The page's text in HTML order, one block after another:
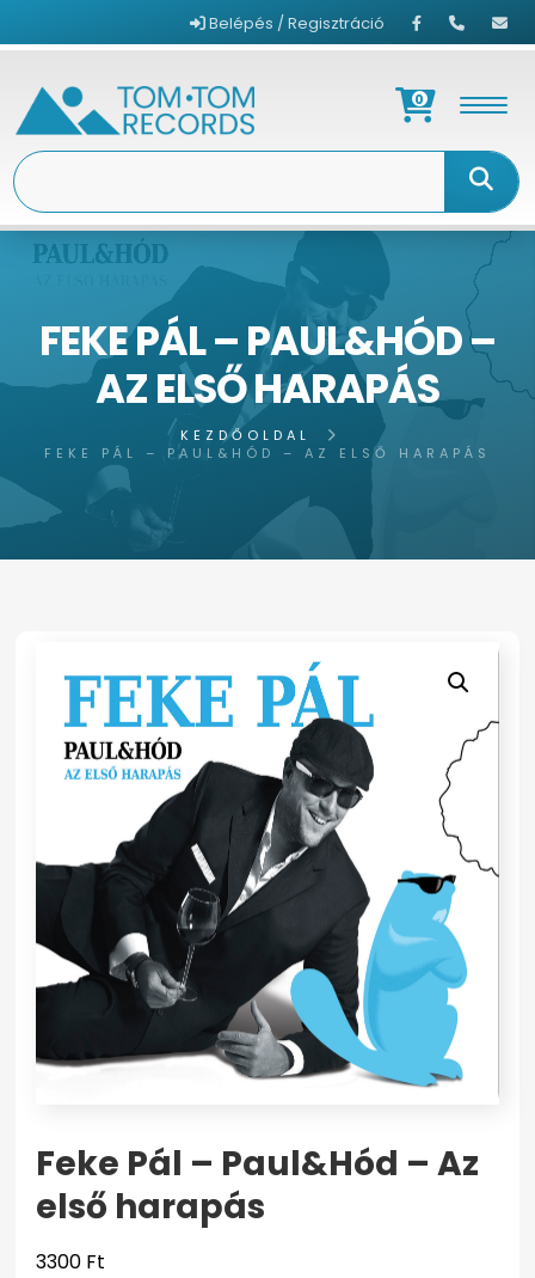
Belépés / Regisztráció
0
FEKE PÁL – PAUL&HÓD –
AZ ELSŐ HARAPÁS
KEZDŐOLDAL
FEKE PÁL – PAUL&HÓD – AZ ELSŐ HARAPÁS
Feke Pál – Paul&Hód – Az
első harapás
3300 Ft